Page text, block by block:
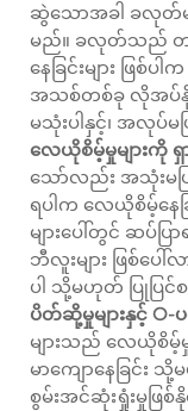
ဆွဲသောအခါ ခလုတ်မျ
မည်။ ခလုတ်သည် တ
နေခြင်းများ ဖြ
အသစ်တစ်ခု လိုအပ်နို
မသုံးပါနှင့်၊ အလုပ်မဖ
လေယိုစိမ့်မှုများကို ရှာ
သော်လည်း အသုံးမပ
ရပါက လေယိုစိမ့်နေခ
များပေါ်တွင် ဆပ်ပ
ဘီလူးများ ဖြစ်ပေ
ပါ သို့မဟုတ် ပြုပြင်စ
ပိတ်ဆို့မှုများနှင့် O-
များသည် လေယိုစိမ့်မှု
မာကျောနေခြင်
စွမ်းအင်ဆုံးရှုံးမှုဖြ